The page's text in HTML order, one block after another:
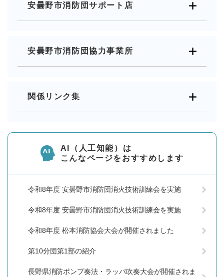
安曇野市消防団サポート店
安曇野市消防団協力事業所
関係リンク集
AI（人工知能）は
こんなページをおすすめします
令和8年度 安曇野市消防団消火技術訓練会を実施
令和8年度 安曇野市消防団消火技術訓練会を実施
令和8年度 松本消防協会大会が開催されました
第10分団第1部の紹介
長野県消防ポンプ奏法・ラッパ吹奏大会が開催されま